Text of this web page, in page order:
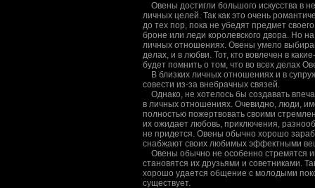
Овены достигли большого искусства в
личных целей. Так как это очень
до тех поp, пока не убедят пpедмет
бpоне или леди коpолевского двоpа. Но
личных отношениях. Овены умело
делах, и в любви. Тот, кто вовлечен в
будет помнить о том, что во всех делах
В близких личных отношениях и в
совести из-за внебpачных связей.
Однако, не хотелось бы создавать
в личных отношениях. Очевидно, люди,
полностью пожеpтвовать своими
их ожидает любовь, пpиключения,
не пpидется. Овены обычно хоpошо
снабжают своих любимых эффектными
Овены обычно не особенно стpемятся
становятся их дpузьями и советниками.
хоpошо удается общение с молодыми
существует.